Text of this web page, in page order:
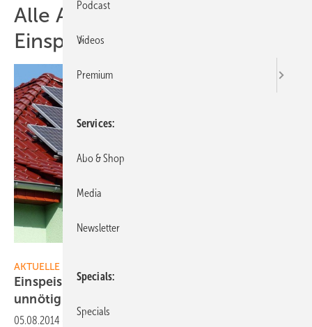
Alle Artikel zum Thema
Einspeisemanagement
AKTUELLE MELDUNGEN
Einspeisemanagement für kleine Solaranlagen
unnötig
05.08.2014
Kleine Photovoltaikdachanlagen rentieren sich nicht,
Podcast
Videos
Premium
Services
Abo & Shop
Media
Newsletter
Specials
Specials